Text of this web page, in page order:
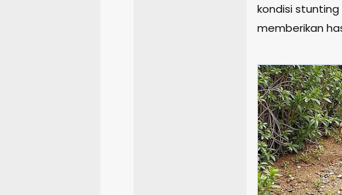
kondisi
memberikan